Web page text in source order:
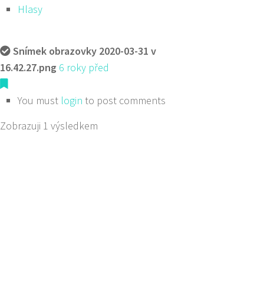
Hlasy
Snímek obrazovky 2020-03-31 v
16.42.27.png 6 roky před
You must login to post comments
Zobrazuji 1 výsledkem